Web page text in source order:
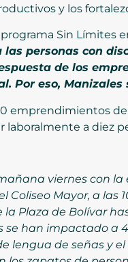
y los
Sin Límites
personas con
de los
Por eso,
emprendimientos
a diez
viernes con
Coliseo Mayor, a las
la Plaza de Bolívar
se han impactado a
lengua de señas y